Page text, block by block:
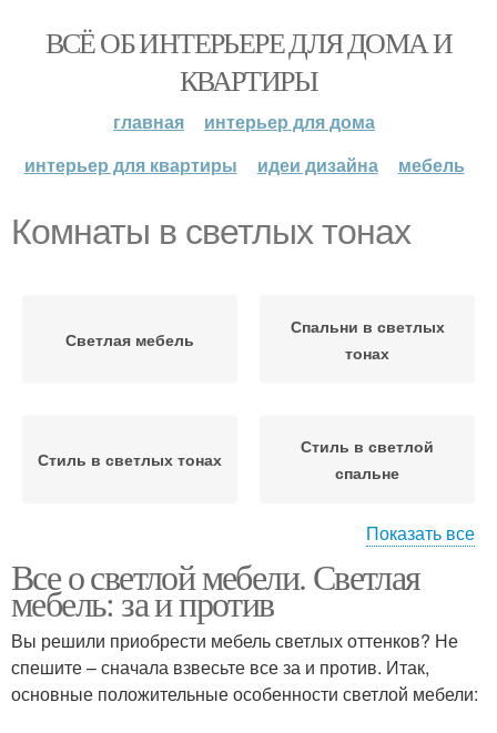
ВСЁ ОБ ИНТЕРЬЕРЕ ДЛЯ ДОМА И
КВАРТИРЫ
главная
интерьер для дома
интерьер для квартиры
идеи дизайна мебель
Комнаты в светлых тонах
Светлая мебель
Спальни в светлых
тонах
Стиль в светлых тонах
Стиль в светлой
спальне
Лофт в светлых тонах Светлые цветы
Светлые расцветки
Показать все
Все о светлой мебели. Светлая
мебель: за и против
Вы решили приобрести мебель светлых оттенков? Не
спешите – сначала взвесьте все за и против. Итак,
основные положительные особенности светлой мебели: